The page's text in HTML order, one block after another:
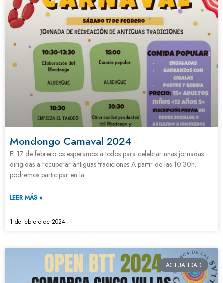
Mondongo Carnaval 2024
El 17 de febrero os esperamos a todos para celebrar unas jornadas
dirigidas a recuperar antiguas tradiciones A partir de las 10.30h.
podremos participar en la
LEER MÁS »
1 de febrero de 2024
ACTUALIDAD